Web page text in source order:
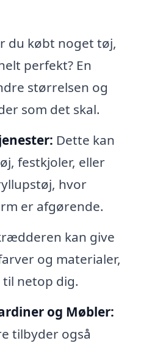
du købt noget tøj,
perfekt? En
størrelsen og
som det skal.
Dette kan
festkjoler, eller
hvor
er afgørende.
kan give
og materialer,
netop dig.
og Møbler:
tilbyder også